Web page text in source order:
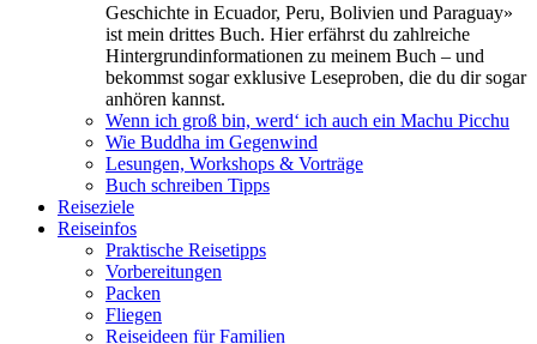
Geschichte in Ecuador, Peru, Bolivien und Paraguay»
ist mein drittes Buch. Hier erfährst du zahlreiche
Hintergrundinformationen zu meinem Buch – und
bekommst sogar exklusive Leseproben, die du dir sogar
anhören kannst.
Wenn ich groß bin, werd‘ ich auch ein Machu Picchu
Wie Buddha im Gegenwind
Lesungen, Workshops & Vorträge
Buch schreiben Tipps
Reiseziele
Reiseinfos
Praktische Reisetipps
Vorbereitungen
Packen
Fliegen
Reiseideen für Familien